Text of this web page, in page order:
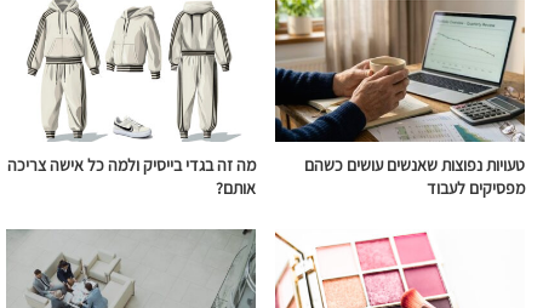
טעויות נפוצות שאנשים עושים כשהם
מפסיקים לעבוד
מה זה בגדי בייסיק ולמה כל אישה צריכה
אותם?